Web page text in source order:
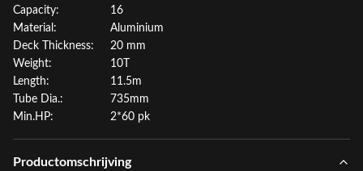
Capacity:
16
Material:
Aluminium
Deck Thickness:
20 mm
Weight:
10T
Length:
11.5m
Tube Dia.:
735mm
Min.HP:
2*60 pk
Productomschrijving